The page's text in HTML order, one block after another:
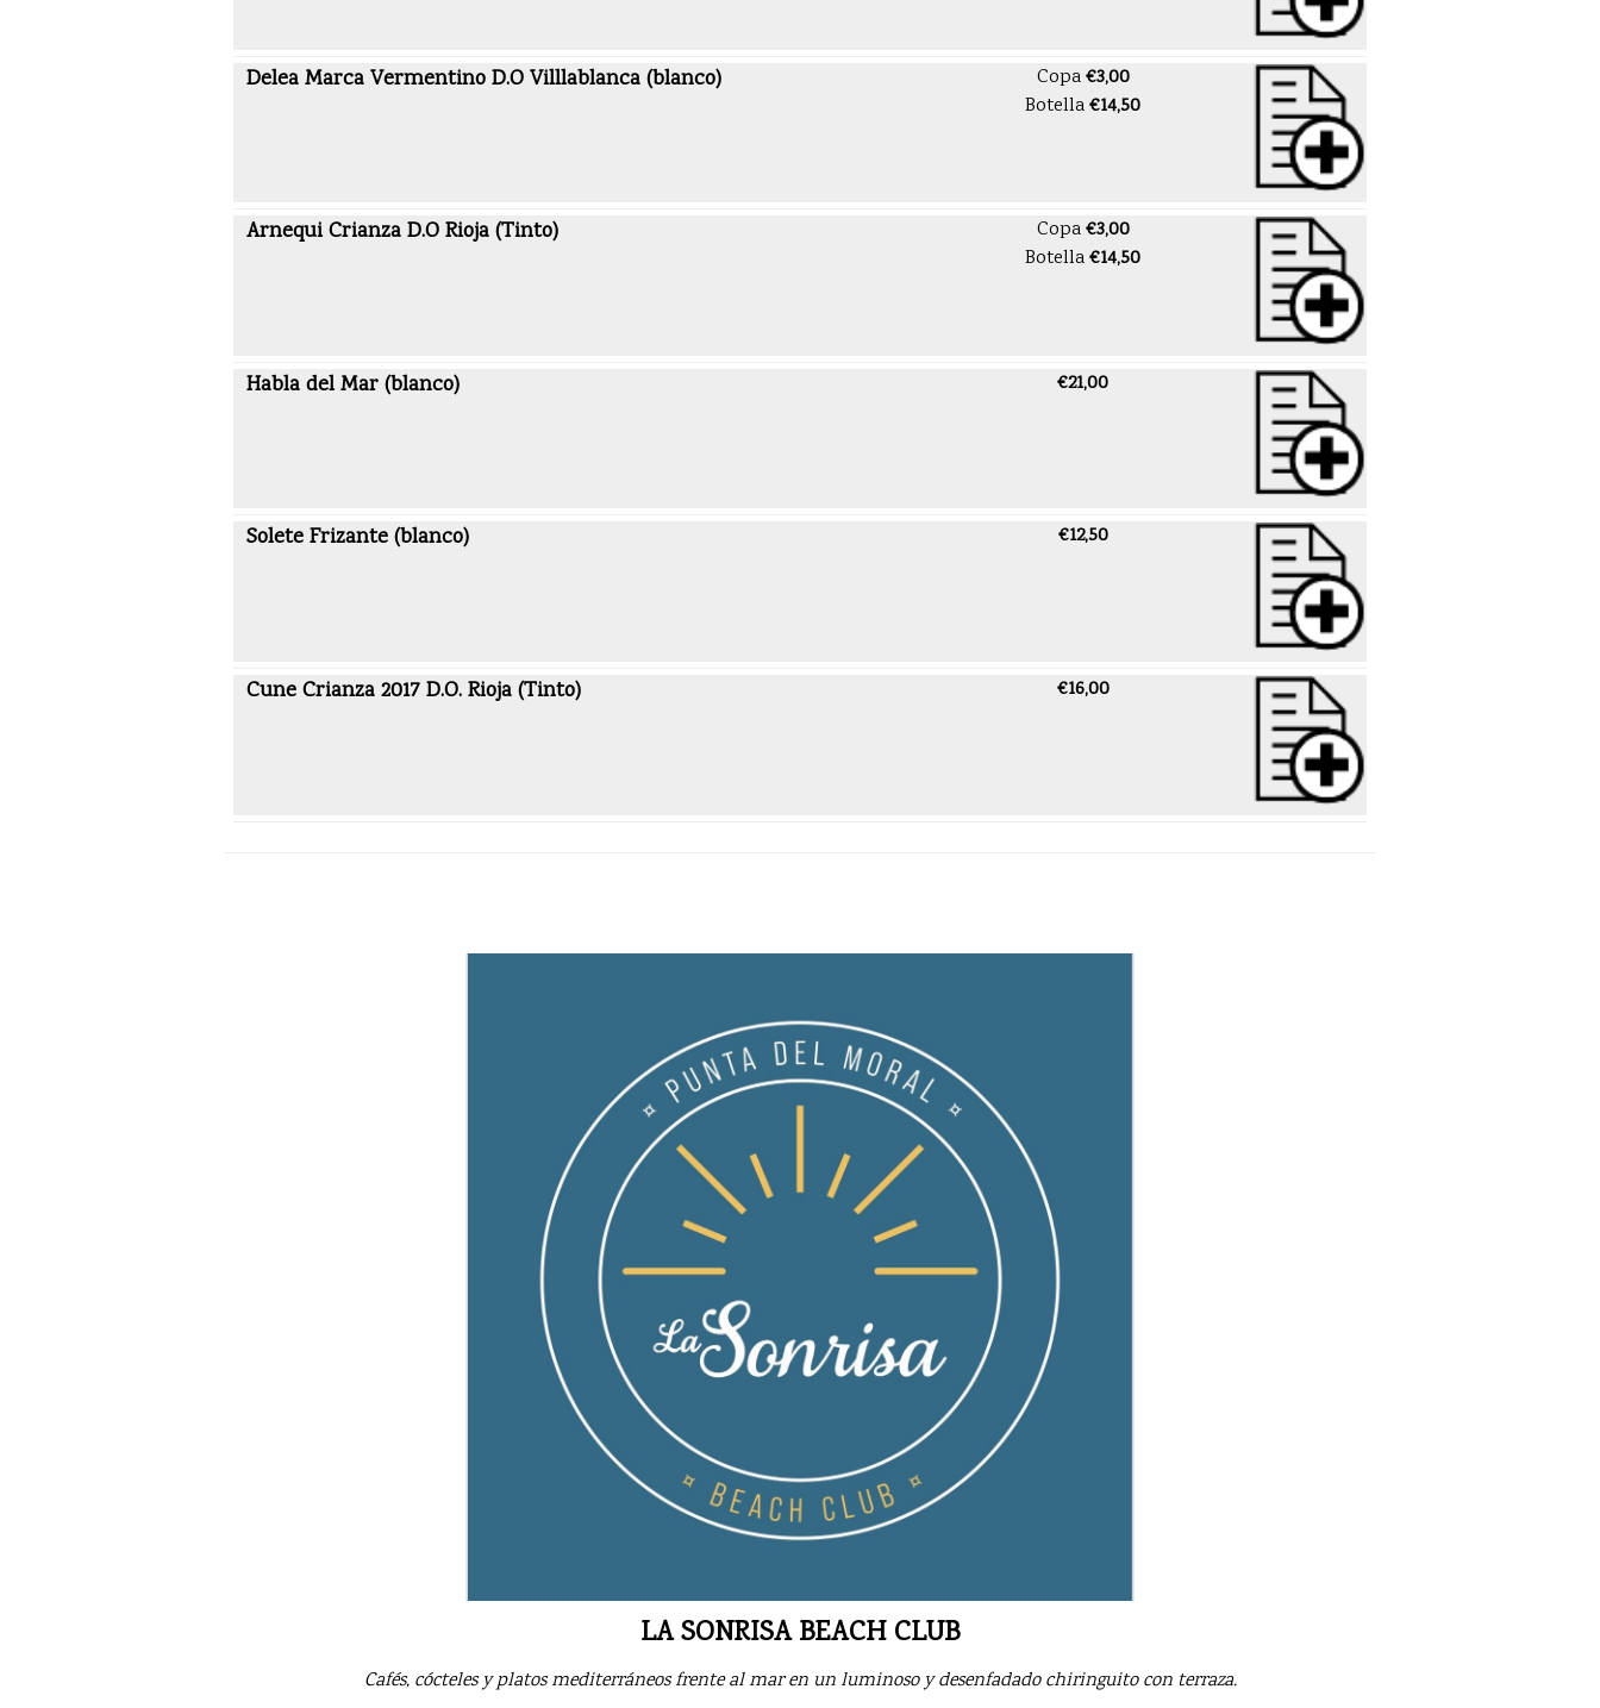
Delea Marca Vermentino D.O Villlablanca (blanco) Copa€3,00
Botella€14,50
Arnequi Crianza D.O Rioja (Tinto) Copa€3,00
Botella€14,50
Habla del Mar (blanco) €21,00
Solete Frizante (blanco) €12,50
Cune Crianza 2017 D.O. Rioja (Tinto) €16,00
LA SONRISA BEACH CLUB
Cafés, cócteles y platos mediterráneos frente al mar en un luminoso y desenfadado chiringuito con terraza.